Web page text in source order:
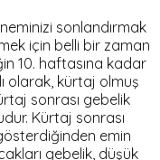
sonlandırmak
için belli bir zaman
10. haftasına kadar
olarak, kürtaj olmuş
sonrası gebelik
Kürtaj sonrası
emin
gebelik, düşük